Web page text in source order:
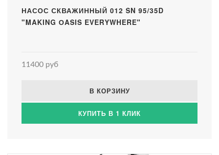
НАСОС СКВАЖИННЫЙ 012 SN 95/35D
"MAKING ОASIS EVERYWHERE"
11400 руб
В КОРЗИНУ
КУПИТЬ В 1 КЛИК